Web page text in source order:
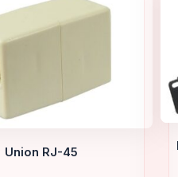
Union RJ-45